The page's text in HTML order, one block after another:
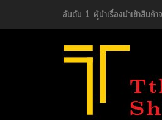
อันดับ 1 ผู้นำเรื่องนำเข้าสินค้า